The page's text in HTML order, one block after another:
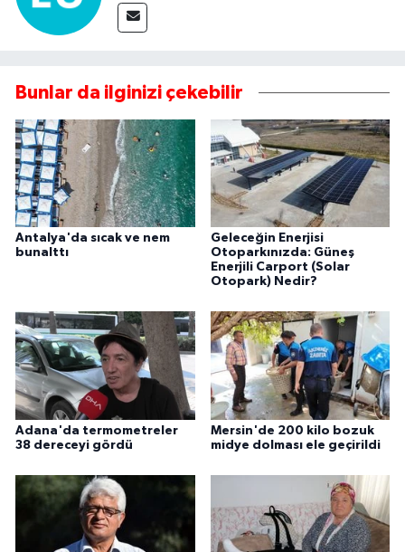
Bunlar da ilginizi çekebilir
Antalya'da sıcak ve nem
bunalttı
Geleceğin Enerjisi
Otoparkınızda: Güneş
Enerjili Carport (Solar
Otopark) Nedir?
Adana'da termometreler
38 dereceyi gördü
Mersin'de 200 kilo bozuk
midye dolması ele geçirildi